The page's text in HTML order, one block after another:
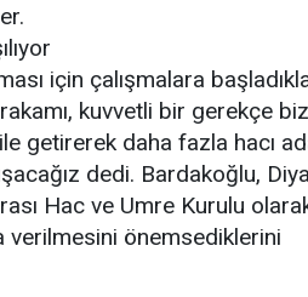
için çalışmalara
kuvvetli bir gerekçe
getirerek daha fazla hacı
dedi. Bardakoğlu,
Hac ve Umre Kurulu
önemsediklerini